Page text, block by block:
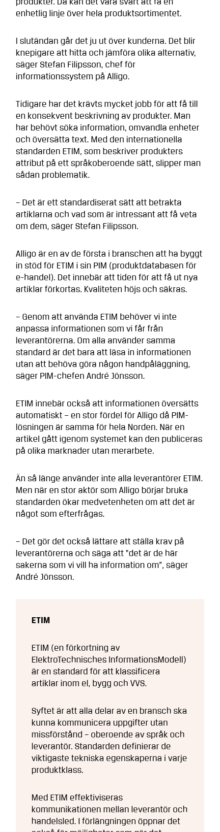
produkter. Då kan det vara svårt att få en
enhetlig linje över hela produktsortimentet.
I slutändan går det ju ut över kunderna. Det blir
knepigare att hitta och jämföra olika alternativ,
säger Stefan Filipsson, chef för
informationssystem på Alligo.
Tidigare har det krävts mycket jobb för att få till
en konsekvent beskrivning av produkter. Man
har behövt söka information, omvandla enheter
och översätta text. Med den internationella
standarden ETIM, som beskriver produkters
attribut på ett språkoberoende sätt, slipper man
sådan problematik.
– Det är ett standardiserat sätt att betrakta
artiklarna och vad som är intressant att få veta
om dem, säger Stefan Filipsson.
Alligo är en av de första i branschen att ha byggt
in stöd för ETIM i sin PIM (produktdatabasen för
e-handel). Det innebär att tiden för att få ut nya
artiklar förkortas. Kvaliteten höjs och säkras.
– Genom att använda ETIM behöver vi inte
anpassa informationen som vi får från
leverantörerna. Om alla använder samma
standard är det bara att läsa in informationen
utan att behöva göra någon handpåläggning,
säger PIM-chefen André Jönsson.
ETIM innebär också att informationen översätts
automatiskt – en stor fördel för Alligo då PIM-
lösningen är samma för hela Norden. När en
artikel gått igenom systemet kan den publiceras
på olika marknader utan merarbete.
Än så länge använder inte alla leverantörer ETIM.
Men när en stor aktör som Alligo börjar bruka
standarden ökar medvetenheten om att det är
något som efterfrågas.
– Det gör det också lättare att ställa krav på
leverantörerna och säga att ”det är de här
sakerna som vi vill ha information om”, säger
André Jönsson.
ETIM
ETIM (en förkortning av
ElektroTechnisches InformationsModell)
är en standard för att klassificera
artiklar inom el, bygg och VVS.
Syftet är att alla delar av en bransch ska
kunna kommunicera uppgifter utan
missförstånd – oberoende av språk och
leverantör. Standarden definierar de
viktigaste tekniska egenskaperna i varje
produktklass.
Med ETIM effektiviseras
kommunikationen mellan leverantör och
handelsled. I förlängningen öppnar det